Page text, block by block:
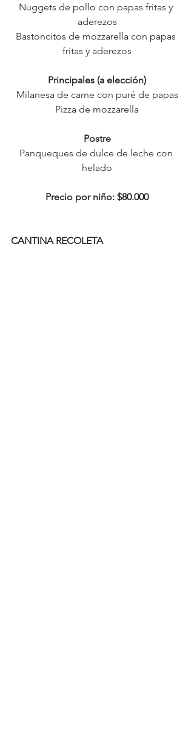
Nuggets de pollo con papas fritas y
aderezos
Bastoncitos de mozzarella con papas
fritas y aderezos
Principales (a elección)
Milanesa de carne con puré de papas
Pizza de mozzarella
Postre
Panqueques de dulce de leche con
helado
Precio por niño: $80.000
CANTINA RECOLETA